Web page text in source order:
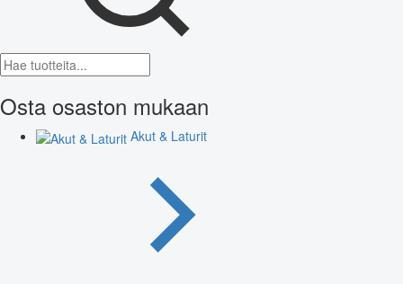
Osta osaston mukaan
Akut & Laturit